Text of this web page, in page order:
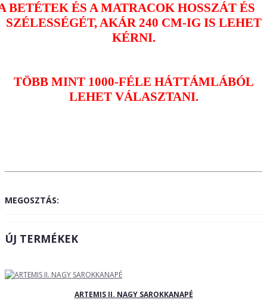
BETÉTEK ÉS A MATRACOK HOSSZÁT ÉS
SZÉLESSÉGÉT, AKÁR 240 CM-IG IS LEHET
KÉRNI.
TÖBB MINT 1000-FÉLE HÁTTÁMLÁBÓL
LEHET VÁLASZTANI.
MEGOSZTÁS:
ÚJ TERMÉKEK
ARTEMIS II. NAGY SAROKKANAPÉ